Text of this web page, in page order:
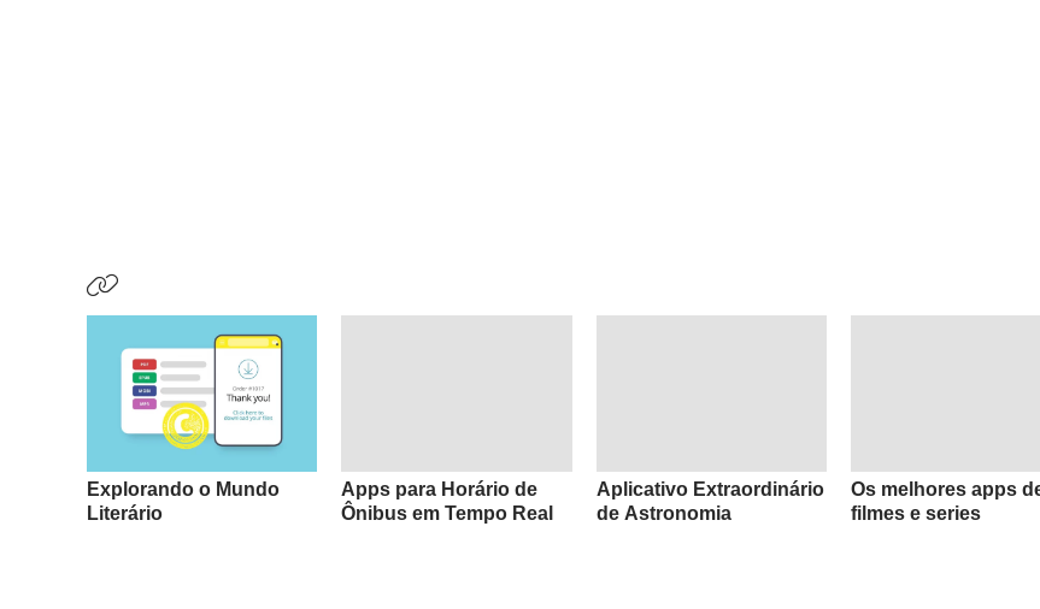
Explorando o Mundo
Literário
Apps para Horário de
Ônibus em Tempo Real
Aplicativo Extraordinário
de Astronomia
Os melhores apps
filmes e series